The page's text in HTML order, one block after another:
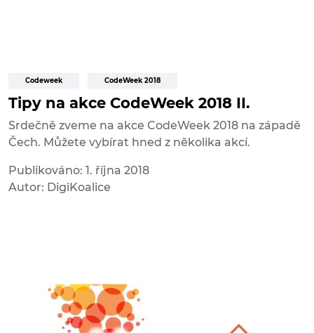
Codeweek CodeWeek 2018
Tipy na akce CodeWeek 2018 II.
Srdečně zveme na akce CodeWeek 2018 na západě
Čech. Můžete vybírat hned z několika akcí.
Publikováno: 1. října 2018
Autor: DigiKoalice